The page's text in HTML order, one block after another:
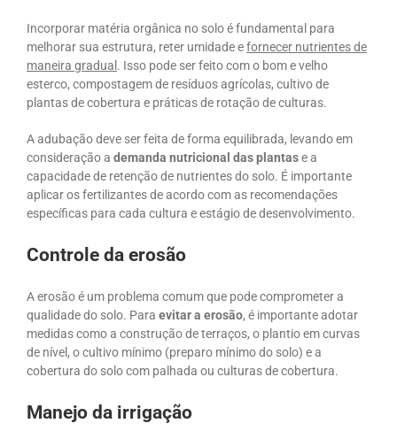
Incorporar matéria orgânica no solo é fundamental para
melhorar sua estrutura, reter umidade efornecer nutrientes de
maneira gradual . Isso pode ser feito com o bom e velho
esterco, compostagem de resíduos agrícolas, cultivo de
plantas de cobertura e práticas de rotação de culturas.
A adubação deve ser feita de forma equilibrada, levando em
consideração a demanda nutricional das plantase a
capacidade de retenção de nutrientes do solo. É importante
aplicar os fertilizantes de acordo com as recomendações
específicas para cada cultura e estágio de desenvolvimento.
Controle da erosão
A erosão é um problema comum que pode comprometer a
qualidade do solo. Para evitar a erosão, é importante adotar
medidas como a construção de terraços, o plantio em curvas
de nível, o cultivo mínimo (preparo mínimo do solo) e a
cobertura do solo com palhada ou culturas de cobertura.
Manejo da irrigação